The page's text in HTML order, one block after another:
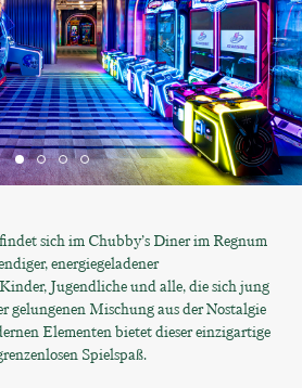
sich im Chubby’s Diner im Regnum
energiegeladener
Jugendliche und alle, die sich jung
gelungenen Mischung aus der Nostalgie
Elementen bietet dieser einzigartige
Spielspaß.